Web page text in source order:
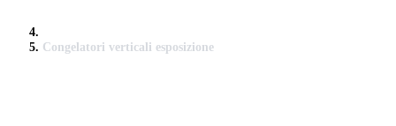
Congelatori verticali esposizione